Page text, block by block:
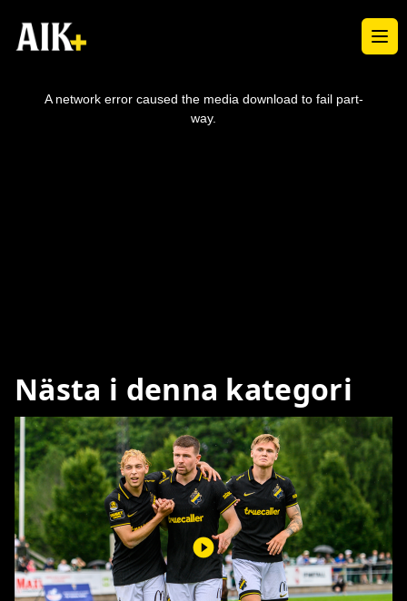
A network error caused the media download to fail part-
way.
Nästa i denna kategori